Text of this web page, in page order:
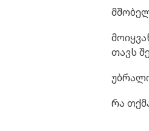
თავს
რა